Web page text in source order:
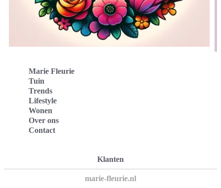
Marie Fleurie
Tuin
Trends
Lifestyle
Wonen
Over ons
Contact
Klanten
marie-fleurie.nl